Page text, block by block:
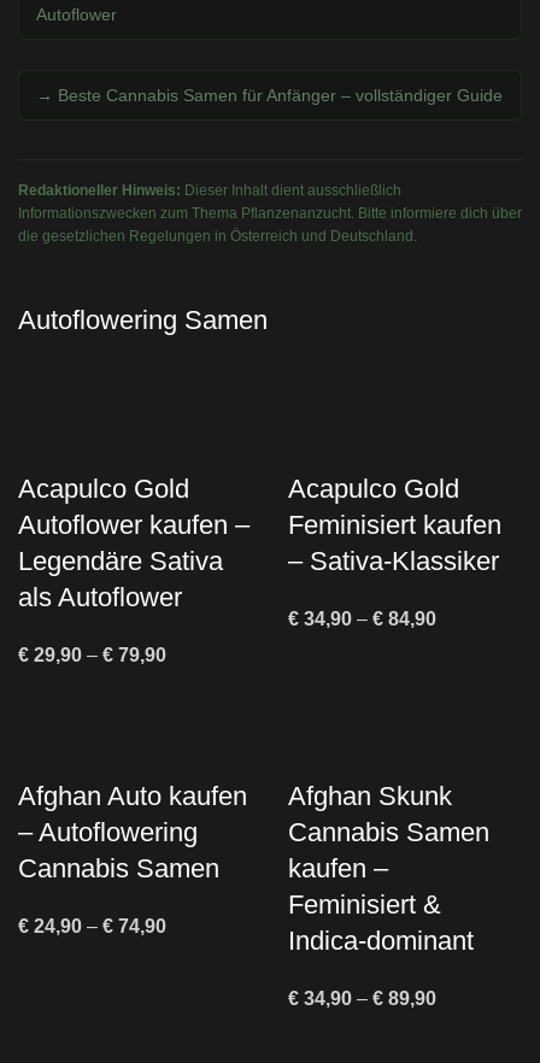
Autoflower
→ Beste Cannabis Samen für Anfänger – vollständiger Guide
Redaktioneller Hinweis: Dieser Inhalt dient ausschließlich
Informationszwecken zum Thema Pflanzenanzucht. Bitte informiere dich über
die gesetzlichen Regelungen in Österreich und Deutschland.
Autoflowering Samen
Acapulco Gold
Autoflower kaufen –
Legendäre Sativa
als Autoflower
€ 29,90 – € 79,90
Acapulco Gold
Feminisiert kaufen
– Sativa-Klassiker
€ 34,90 – € 84,90
Afghan Auto kaufen
– Autoflowering
Cannabis Samen
€ 24,90 – € 74,90
Afghan Skunk
Cannabis Samen
kaufen –
Feminisiert &
Indica-dominant
€ 34,90 – € 89,90